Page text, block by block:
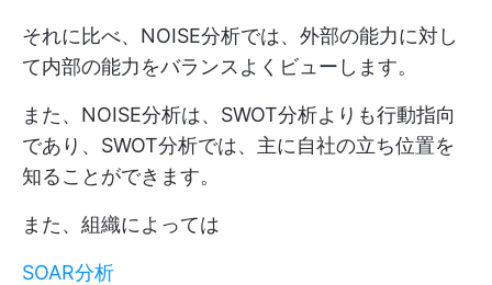
それに比べ、NOISE分析では、外部の能力に対し
て内部の能力をバランスよくビューします。
また、NOISE分析は、SWOT分析よりも行動指向
であり、SWOT分析では、主に自社の立ち位置を
知ることができます。
また、組織によっては
SOAR分析